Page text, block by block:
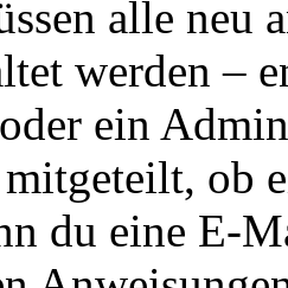
alle neu
werden –
ein
ob
du eine E-